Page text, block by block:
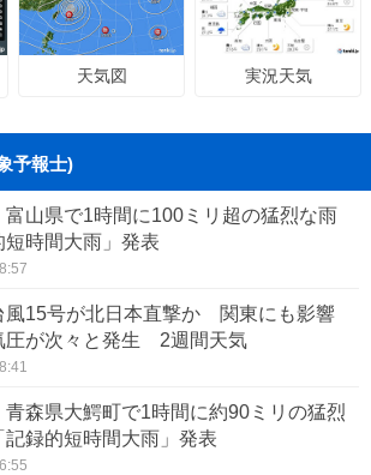
天気図 実況天気
予報士)
富山県で1時間に100ミリ超の猛烈な雨
短時間大雨」発表
風15号が北日本直撃か 関東にも影響
圧が次々と発生 2週間天気
青森県大鰐町で1時間に約90ミリの猛烈
録的短時間大雨」発表